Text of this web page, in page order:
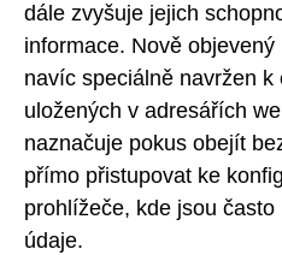
dále zvyšuje jejich
informace. Nově
navíc speciálně navržen
uložených v adresářích
naznačuje pokus obejít
přímo přistupovat ke
prohlížeče, kde jsou
údaje.